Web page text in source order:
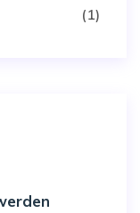
(1)